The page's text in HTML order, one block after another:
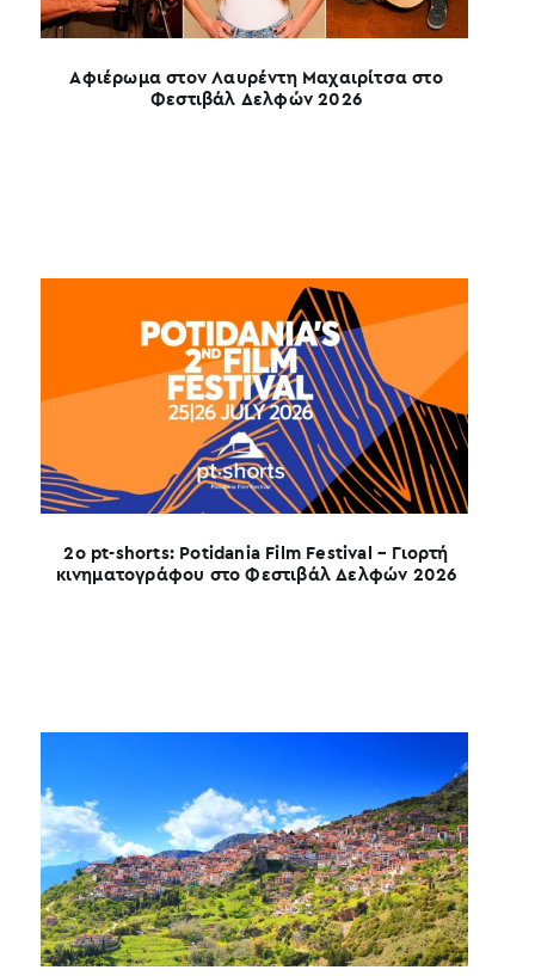
Αφιέρωμα στον Λαυρέντη Μαχαιρίτσα στο
Φεστιβάλ Δελφών 2026
2ο pt-shorts: Potidania Film Festival – Γιορτή
κινηματογράφου στο Φεστιβάλ Δελφών 2026